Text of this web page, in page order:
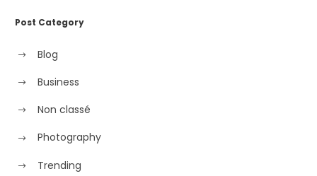
Post Category
Blog
Business
Non classé
Photography
Trending